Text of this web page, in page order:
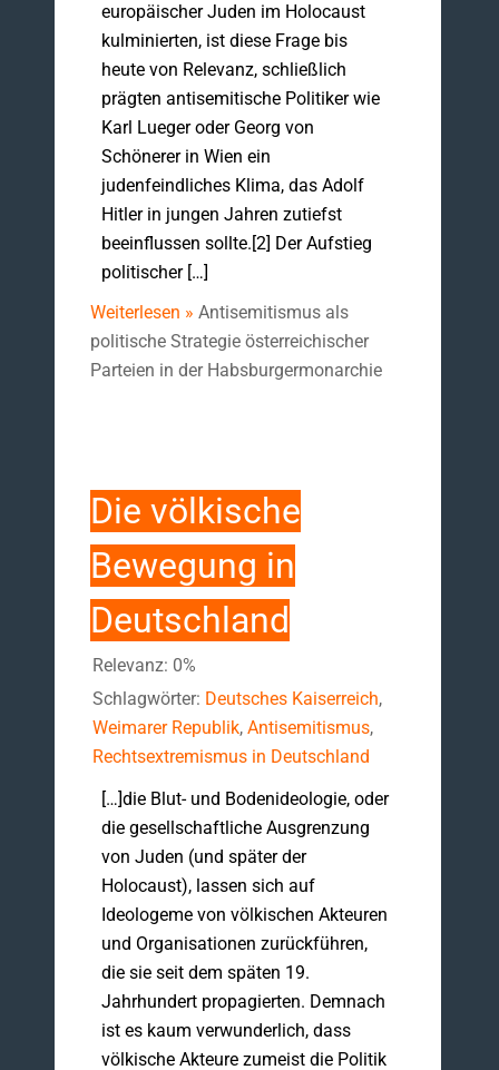
europäischer Juden im Holocaust
kulminierten, ist diese Frage bis
heute von Relevanz, schließlich
prägten antisemitische Politiker wie
Karl Lueger oder Georg von
Schönerer in Wien ein
judenfeindliches Klima, das Adolf
Hitler in jungen Jahren zutiefst
beeinflussen sollte.[2] Der Aufstieg
politischer […]
Weiterlesen » Antisemitismus als
politische Strategie österreichischer
Parteien in der Habsburgermonarchie
Die völkische
Bewegung in
Deutschland
Relevanz: 0%
Schlagwörter: Deutsches Kaiserreich,
Weimarer Republik, Antisemitismus,
Rechtsextremismus in Deutschland
[…]die Blut- und Bodenideologie, oder
die gesellschaftliche Ausgrenzung
von Juden (und später der
Holocaust), lassen sich auf
Ideologeme von völkischen Akteuren
und Organisationen zurückführen,
die sie seit dem späten 19.
Jahrhundert propagierten. Demnach
ist es kaum verwunderlich, dass
völkische Akteure zumeist die Politik